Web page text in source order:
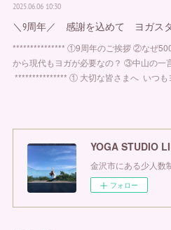
2025.06.06 10:30
＼9周年／ 感謝を込めて ヨガス
*************** ①9周年のご挨拶 ②なぜ
から現代もヨガが必要なの？ ③中山の一
*************** ① 大切な皆さまへ いつも
YOGA STUDIO
金沢市にある少人数
フォロー